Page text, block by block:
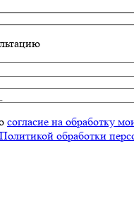
согласие на обработку
Политикой обработки